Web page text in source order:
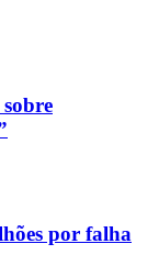
por falha